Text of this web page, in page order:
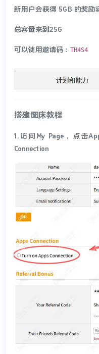
新用户会获得 5GB 的奖励
总容量来到25G
可以使用邀请码： TH4S4
搭建图床教程
1.访问My Page，点击
Connection